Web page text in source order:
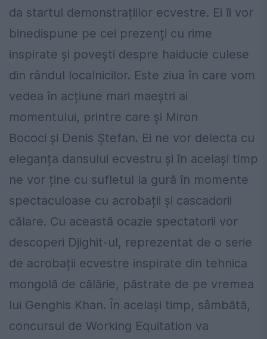
da startul demonstrațiilor ecvestre. Ei îi vor
binedispune pe cei prezenți cu rime
inspirate și povești despre haiducie culese
din rândul localnicilor. Este ziua în care vom
vedea în acțiune mari maeștri ai
momentului, printre care și Miron
Bococi și Denis Ștefan. Ei ne vor delecta cu
eleganța dansului ecvestru și în același timp
ne vor ține cu sufletul la gură în momente
spectaculoase cu acrobații și cascadorii
călare. Cu această ocazie spectatorii vor
descoperi Djighit-ul, reprezentat de o serie
de acrobații ecvestre inspirate din tehnica
mongolă de călărie, păstrate de pe vremea
lui Genghis Khan. În același timp, sâmbătă,
concursul de Working Equitation va